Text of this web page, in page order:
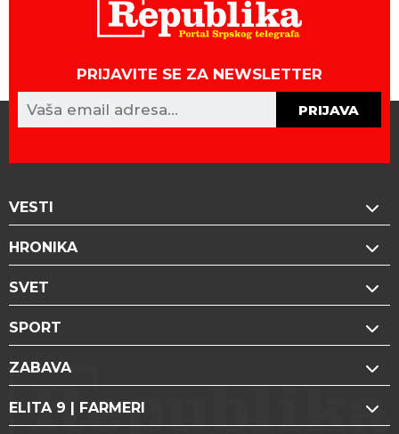
PRIJAVITE SE ZA NEWSLETTER
PRIJAVA
VESTI
HRONIKA
SVET
SPORT
ZABAVA
ELITA 9 | FARMERI